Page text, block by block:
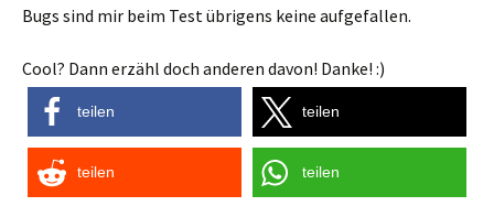
Bugs sind mir beim Test übrigens keine aufgefallen.
Cool? Dann erzähl doch anderen davon! Danke! :)
teilen teilen
teilen teilen